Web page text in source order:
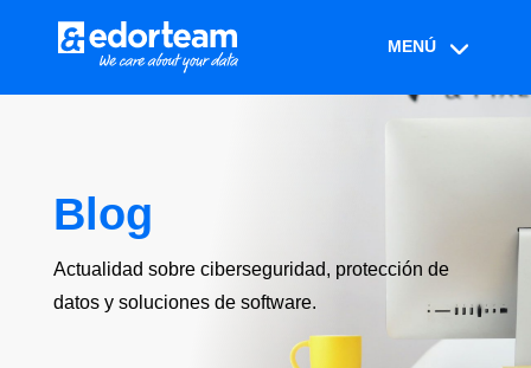
Blog
Actualidad sobre ciberseguridad, protección de
datos y soluciones de software.